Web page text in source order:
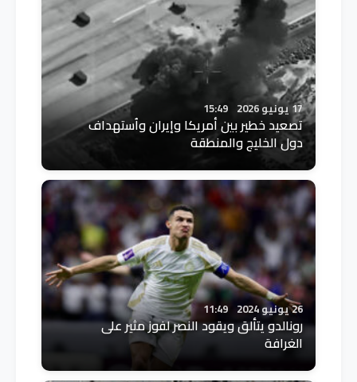
17 يونيو 2026 15:49
تصعيد خطير بين أمريكا وإيران واُستهداف
دول الخليج والمنطقة
26 يونيو 2024 11:49
رونالدو يتألق ويقود النصر لفوز مثير على
الغرافة